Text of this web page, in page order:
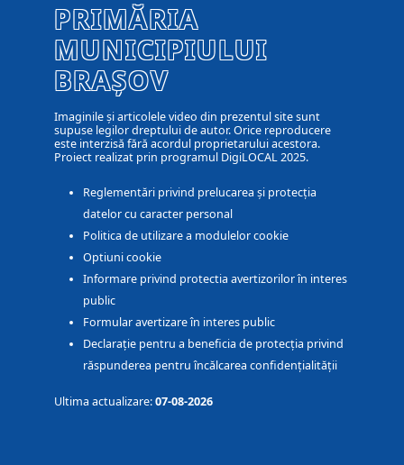
PRIMĂRIA
MUNICIPIULUI
BRAȘOV
Imaginile și articolele video din prezentul site sunt
supuse legilor dreptului de autor. Orice reproducere
este interzisă fără acordul proprietarului acestora.
Proiect realizat prin programul DigiLOCAL 2025.
Reglementări privind prelucarea și protecția
datelor cu caracter personal
Politica de utilizare a modulelor cookie
Optiuni cookie
Informare privind protectia avertizorilor în interes
public
Formular avertizare în interes public
Declarație pentru a beneficia de protecția privind
răspunderea pentru încălcarea confidențialității
Ultima actualizare:07-08-2026